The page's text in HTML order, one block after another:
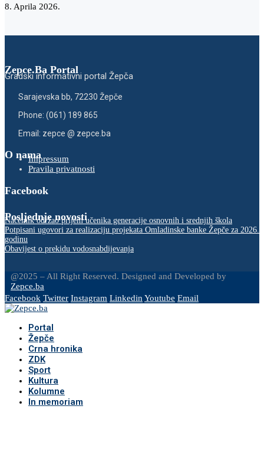
8. Aprila 2026.
Zepce.Ba Portal
Gradski informativni portal Žepča
Sarajevska bb, 72230 Žepče
Phone: (061) 189 865
Email: zepce @ zepce.ba
O namaImpressum
Pravila privatnosti
Facebook
Posljednje novosti
Načelnik održao prijem učenika generacije osnovnih i srednjih škola
Potpisani ugovori za realizaciju projekata Omladinske banke Žepče za 2026.
godinu
Obavijest o prekidu vodosnabdijevanja
@2025 – All Right Reserved. Designed and Developed by
Zepce.ba
Facebook Twitter Instagram LinkedinYoutube Email
Portal
Žepče
Crna hronika
ZDK
Sport
Kultura
Kolumne
In memoriam